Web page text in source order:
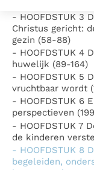
Documenten
Bijbel
Thema’s
Berichten
Denzinger
Nieuwste
5. Het gebed van
In Christus wordt
- HOOFDSTUK 3
Christus gericht:
gezin (58-88)
- HOOFDSTUK 4
huwelijk (89-164)
- HOOFDSTUK 5
vruchtbaar wordt
- HOOFDSTUK 6
perspectieven
- HOOFDSTUK 7
de kinderen
- HOOFDSTUK 8
begeleiden,
- De milderende
onderscheiding
Om op
bijzondere
zogenaamde
noodzakelijk
altijd
denkt dat
reduceren.